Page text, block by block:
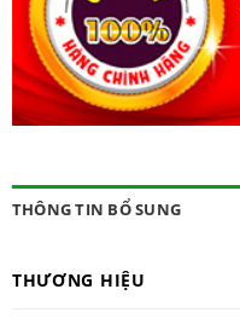
THÔNG TIN BỔ SUNG
THƯƠNG HIỆU